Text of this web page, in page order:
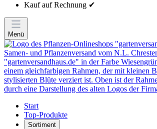
Kauf auf Rechnung ✔
Menü
Start
Top-Produkte
Sortiment